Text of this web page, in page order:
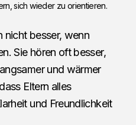
sich wieder zu orientieren.
nicht besser, wenn
Sie hören oft besser,
und wärmer
Eltern alles
und Freundlichkeit